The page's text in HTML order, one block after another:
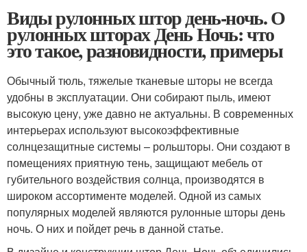
Виды рулонных штор день-ночь. О
рулонных шторах День Ночь: что
это такое, разновидности, примеры
Обычный тюль, тяжелые тканевые шторы не всегда
удобны в эксплуатации. Они собирают пыль, имеют
высокую цену, уже давно не актуальны. В современных
интерьерах используют высокоэффективные
солнцезащитные системы – рольшторы. Они создают в
помещениях приятную тень, защищают мебель от
губительного воздействия солнца, производятся в
широком ассортименте моделей. Одной из самых
популярных моделей являются рулонные шторы день
ночь. О них и пойдет речь в данной статье.